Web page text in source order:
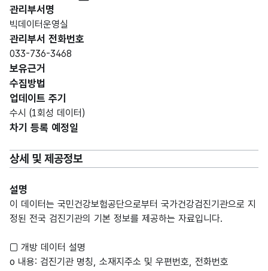
관리부서명
빅데이터운영실
관리부서 전화번호
033-736-3468
보유근거
수집방법
업데이트 주기
수시 (1회성 데이터)
차기 등록 예정일
상세 및 제공정보
설명
이 데이터는 국민건강보험공단으로부터 국가건강검진기관으로 지
정된 전국 검진기관의 기본 정보를 제공하는 자료입니다.
□ 개방 데이터 설명
o 내용: 검진기관 명칭, 소재지주소 및 우편번호, 전화번호